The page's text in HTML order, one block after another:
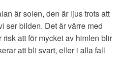
är solen, den är ljus trots att
ser bilden. Det är värre med
att för mycket av himlen blir
att bli svart, eller i alla fall